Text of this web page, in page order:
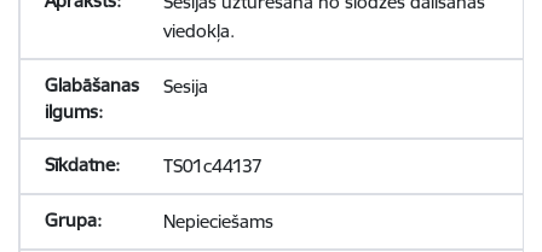
viedokļa.
Sesija
TS01c44137
Nepieciešams